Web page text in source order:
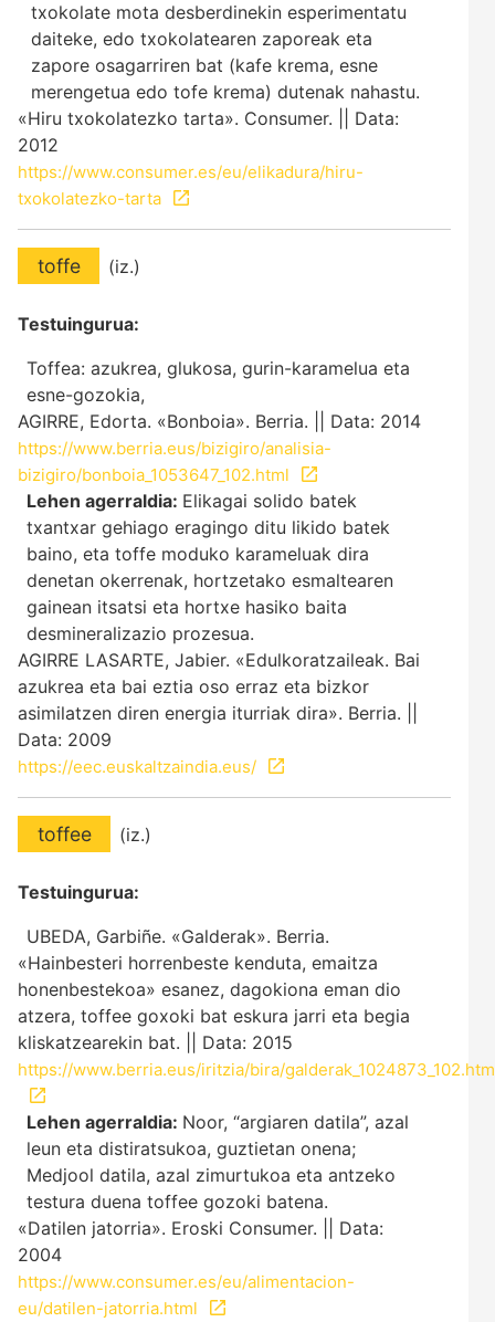
txokolate mota desberdinekin esperimentatu
daiteke, edo txokolatearen zaporeak eta
zapore osagarriren bat (kafe krema, esne
merengetua edo tofe krema) dutenak nahastu.
«Hiru txokolatezko tarta». Consumer. || Data:
2012
https://www.consumer.es/eu/elikadura/hiru-
txokolatezko-tarta
toffe (iz.)
Testuingurua:
Toffea: azukrea, glukosa, gurin-karamelua eta
esne-gozokia,
AGIRRE, Edorta. «Bonboia». Berria. || Data: 2014
https://www.berria.eus/bizigiro/analisia-
bizigiro/bonboia_1053647_102.html
Lehen agerraldia: Elikagai solido batek
txantxar gehiago eragingo ditu likido batek
baino, eta toffe moduko karameluak dira
denetan okerrenak, hortzetako esmaltearen
gainean itsatsi eta hortxe hasiko baita
desmineralizazio prozesua.
AGIRRE LASARTE, Jabier. «Edulkoratzaileak. Bai
azukrea eta bai eztia oso erraz eta bizkor
asimilatzen diren energia iturriak dira». Berria. ||
Data: 2009
https://eec.euskaltzaindia.eus/
toffee (iz.)
Testuingurua:
UBEDA, Garbiñe. «Galderak». Berria.
«Hainbesteri horrenbeste kenduta, emaitza
honenbestekoa» esanez, dagokiona eman dio
atzera, toffee goxoki bat eskura jarri eta begia
kliskatzearekin bat. || Data: 2015
https://www.berria.eus/iritzia/bira/
Lehen agerraldia: Noor, “argiaren datila”, azal
leun eta distiratsukoa, guztietan onena;
Medjool datila, azal zimurtukoa eta antzeko
testura duena toffee gozoki batena.
«Datilen jatorria». Eroski Consumer. || Data:
2004
https://www.consumer.es/eu/alimentacion-
eu/datilen-jatorria.html